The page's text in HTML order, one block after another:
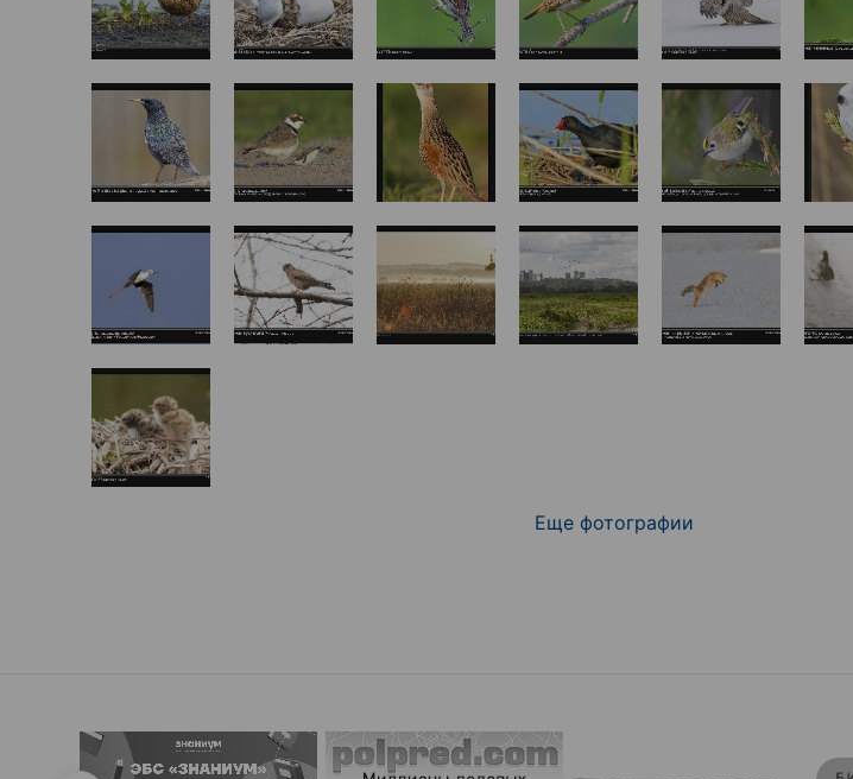
Еще фотографии